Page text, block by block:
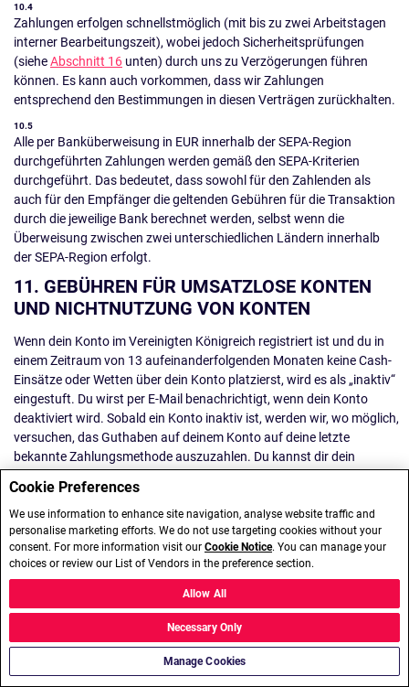
10.4
Zahlungen erfolgen schnellstmöglich (mit bis zu zwei Arbeitstagen
interner Bearbeitungszeit), wobei jedoch Sicherheitsprüfungen
(sieheAbschnitt 16 unten) durch uns zu Verzögerungen führen
können. Es kann auch vorkommen, dass wir Zahlungen
entsprechend den Bestimmungen in diesen Verträgen zurückhalten.
10.5
Alle per Banküberweisung in EUR innerhalb der SEPA-Region
durchgeführten Zahlungen werden gemäß den SEPA-Kriterien
durchgeführt. Das bedeutet, dass sowohl für den Zahlenden als
auch für den Empfänger die geltenden Gebühren für die Transaktion
durch die jeweilige Bank berechnet werden, selbst wenn die
Überweisung zwischen zwei unterschiedlichen Ländern innerhalb
der SEPA-Region erfolgt.
11. GEBÜHREN FÜR UMSATZLOSE KONTEN
UND NICHTNUTZUNG VON KONTEN
Wenn dein Konto im Vereinigten Königreich registriert ist und du in
einem Zeitraum von 13 aufeinanderfolgenden Monaten keine Cash-
Einsätze oder Wetten über dein Konto platzierst, wird es als „inaktiv“
eingestuft. Du wirst per E-Mail benachrichtigt, wenn dein Konto
deaktiviert wird. Sobald ein Konto inaktiv ist, werden wir, wo möglich,
versuchen, das Guthaben auf deinem Konto auf deine letzte
bekannte Zahlungsmethode auszuzahlen. Du kannst dir dein
und eine Auszahlung vornimmst. Wenn deine Zahlungsmethode
abgelaufen ist oder dein Guthaben unter dem Mindestbetrag liegt,
den du auszahlen lassen kannst, musst du eine Einzahlung mit einer
neuen Zahlungsmethode vornehmen und dann diese Einzahlung und
jedes zusätzliche Guthaben auf die neue Zahlungsmethode
Auszahlung vorzunehmen, werden wir nach 30 Tagen der Inaktivität
eine monatliche Verwaltungsgebühr von £3,00 (die „Gebühr für ein
inaktives Konto“) erheben. Die Gebühr für ein inaktives Konto wird
Cookie Preferences
We use information to enhance site navigation, analyse website traffic and
personalise marketing efforts. We do not use targeting cookies without your
consent. For more information visit our Cookie Notice. You can manage your
choices or review our List of Vendors in the preference section.
Manage Cookies
Necessary Only
Allow All